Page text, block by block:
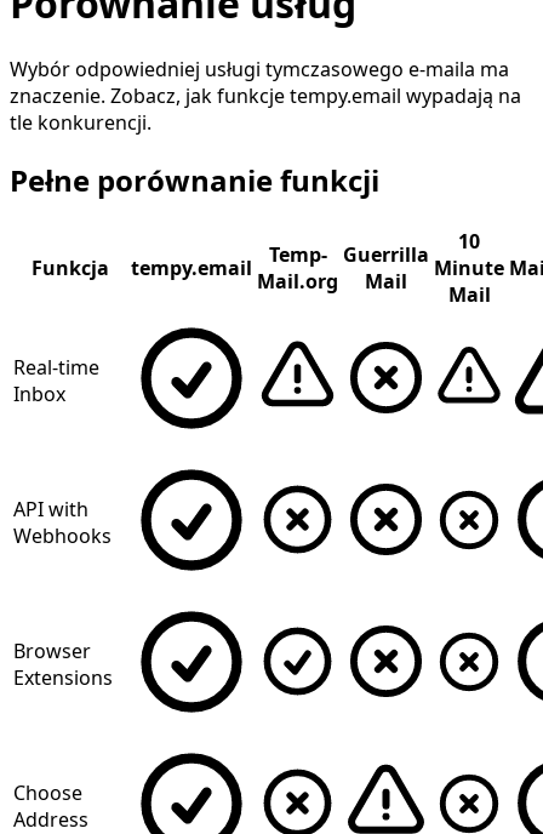
Wybór odpowiedniej usługi tymczasowego e-maila ma
znaczenie. Zobacz, jak funkcje tempy.email wypadają na
tle konkurencji.
Pełne porównanie funkcji
Funkcja tempy.email
Temp-
Mail.org
Guerrilla
Mail
10
Minute
Mail
Real-time
Inbox
API with
Webhooks
Browser
Extensions
Choose
Address